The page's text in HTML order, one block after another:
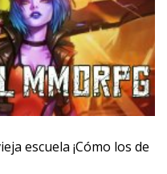
escuela ¡Cómo los de